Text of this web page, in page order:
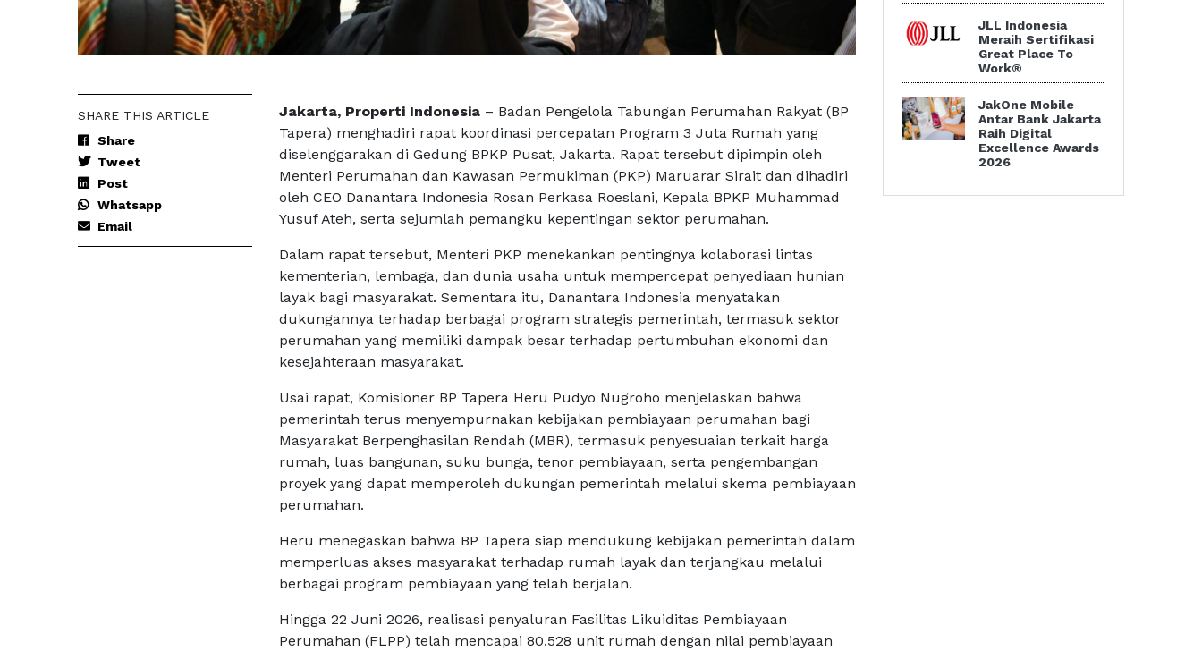
SHARE THIS ARTICLE
Share
Tweet
Post
Whatsapp
Email
Jakarta, Properti Indonesia – Badan Pengelola Tabungan Perumahan Rakyat (BP
Tapera) menghadiri rapat koordinasi percepatan Program 3 Juta Rumah yang
diselenggarakan di Gedung BPKP Pusat, Jakarta. Rapat tersebut dipimpin oleh
Menteri Perumahan dan Kawasan Permukiman (PKP) Maruarar Sirait dan dihadiri
oleh CEO Danantara Indonesia Rosan Perkasa Roeslani, Kepala BPKP Muhammad
Yusuf Ateh, serta sejumlah pemangku kepentingan sektor perumahan.
Dalam rapat tersebut, Menteri PKP menekankan pentingnya kolaborasi lintas
kementerian, lembaga, dan dunia usaha untuk mempercepat penyediaan hunian
layak bagi masyarakat. Sementara itu, Danantara Indonesia menyatakan
dukungannya terhadap berbagai program strategis pemerintah, termasuk sektor
perumahan yang memiliki dampak besar terhadap pertumbuhan ekonomi dan
kesejahteraan masyarakat.
Usai rapat, Komisioner BP Tapera Heru Pudyo Nugroho menjelaskan bahwa
pemerintah terus menyempurnakan kebijakan pembiayaan perumahan bagi
Masyarakat Berpenghasilan Rendah (MBR), termasuk penyesuaian terkait harga
rumah, luas bangunan, suku bunga, tenor pembiayaan, serta pengembangan
proyek yang dapat memperoleh dukungan pemerintah melalui skema pembiayaan
perumahan.
Heru menegaskan bahwa BP Tapera siap mendukung kebijakan pemerintah dalam
memperluas akses masyarakat terhadap rumah layak dan terjangkau melalui
berbagai program pembiayaan yang telah berjalan.
Hingga 22 Juni 2026, realisasi penyaluran Fasilitas Likuiditas Pembiayaan
Perumahan (FLPP) telah mencapai 80.528 unit rumah dengan nilai pembiayaan
JLL Indonesia
Meraih Sertifikasi
Great Place To
Work®
JakOne Mobile
Antar Bank Jakarta
Raih Digital
Excellence Awards
2026